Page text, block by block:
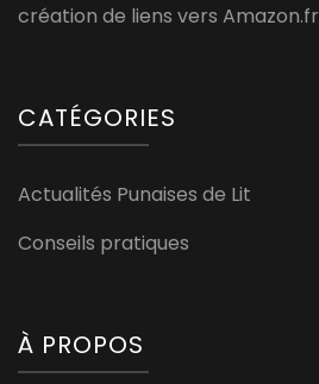
création de liens vers Amazon.fr
CATÉGORIES
Actualités Punaises de Lit
Conseils pratiques
À PROPOS